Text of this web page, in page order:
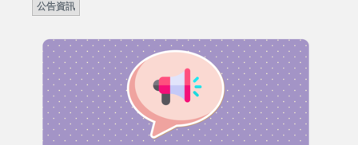
公告資訊